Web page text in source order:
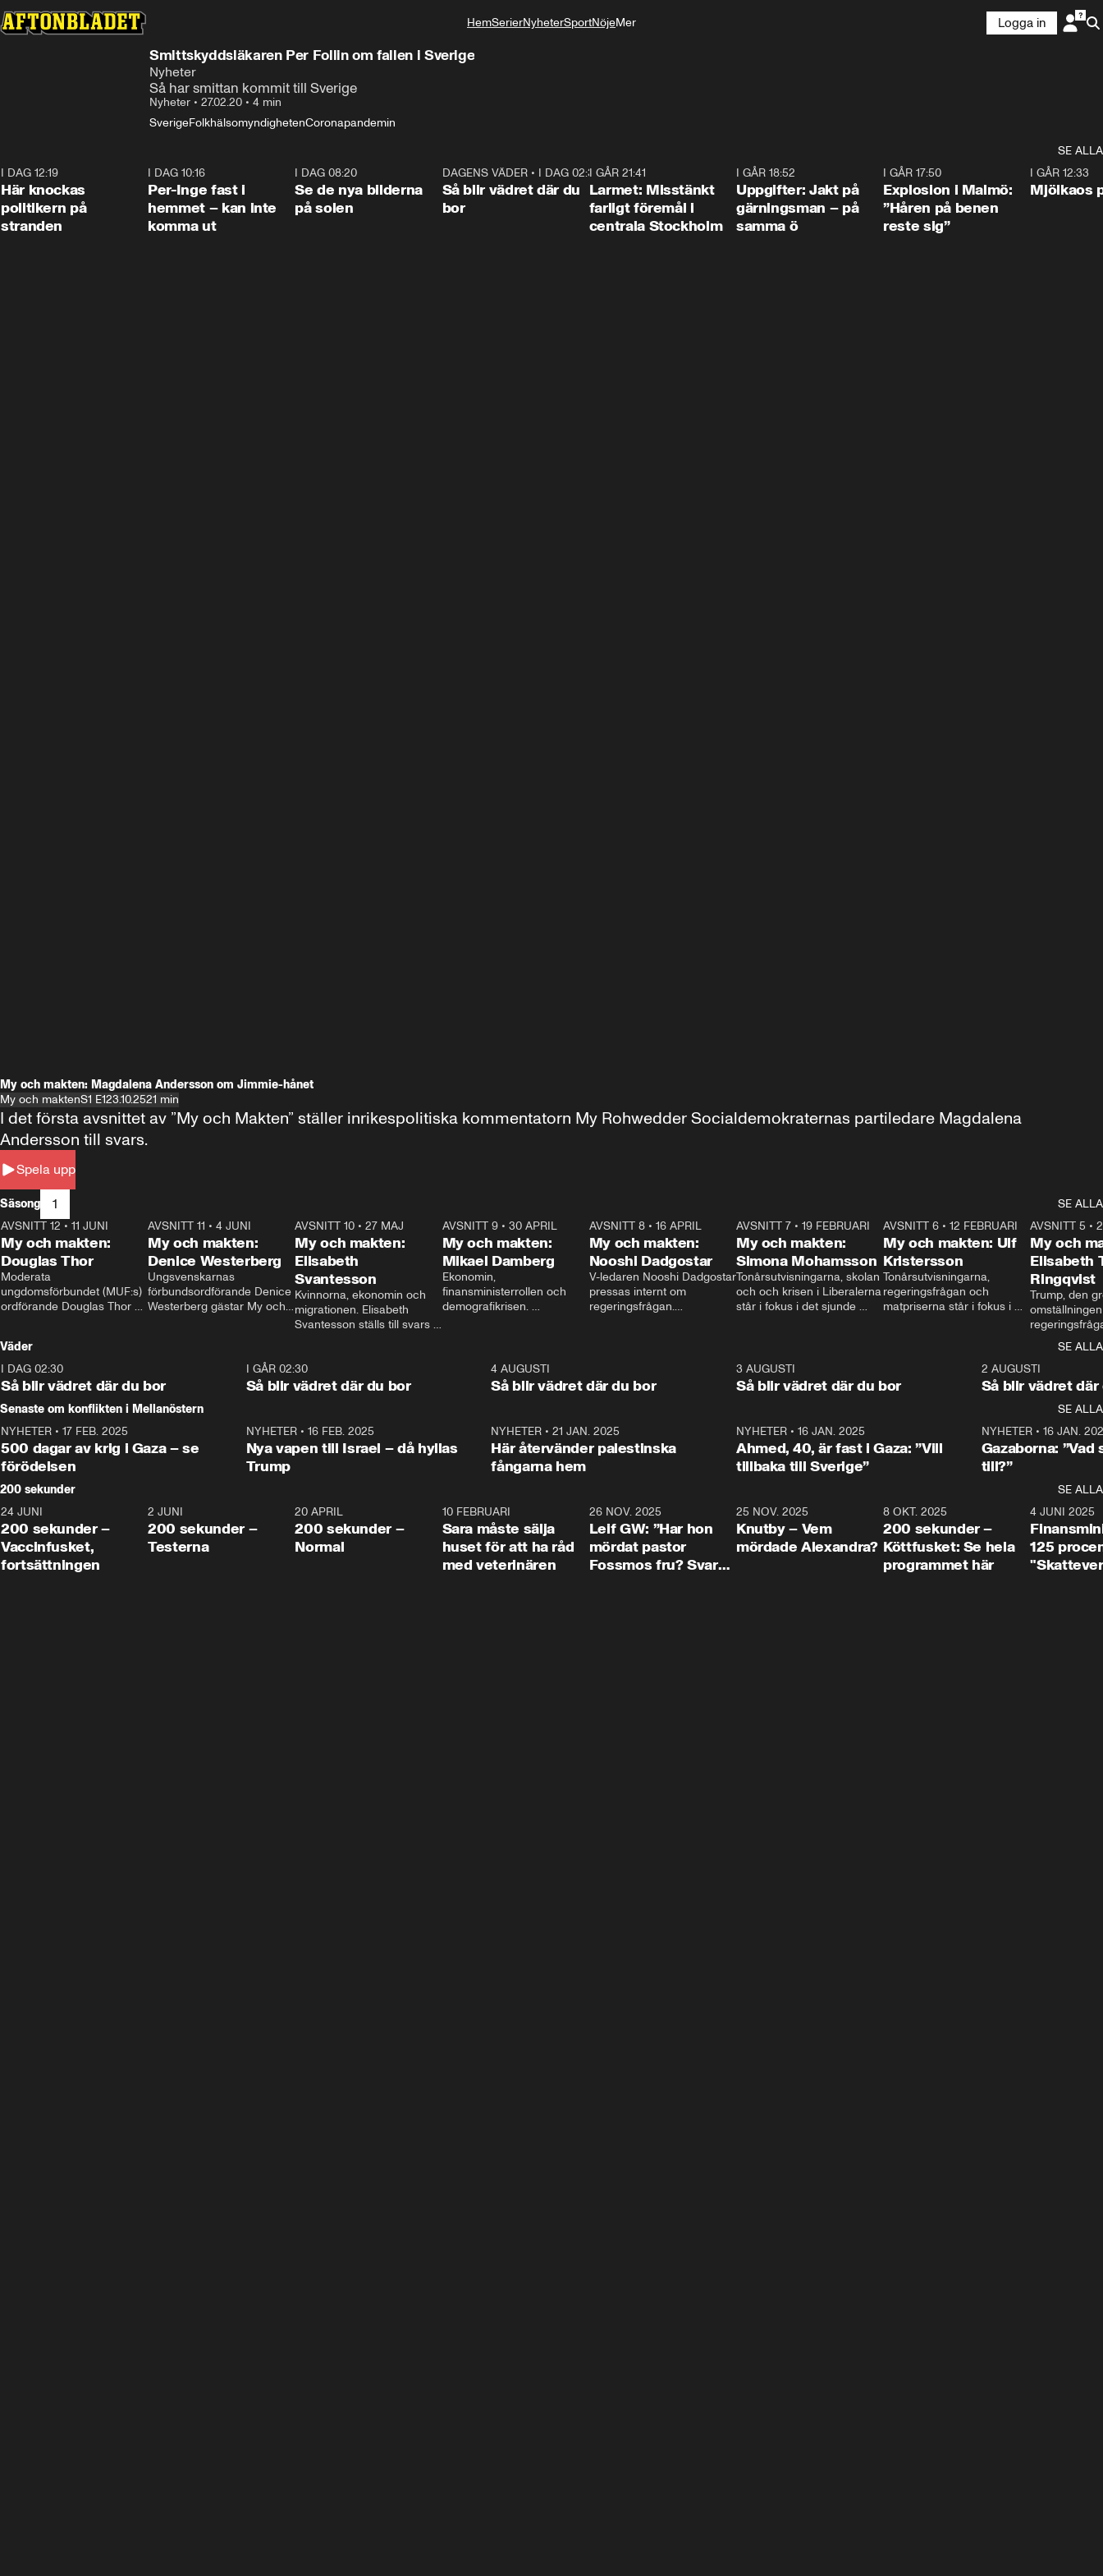
HemSerierNyheterSportNöjeMer
Logga in
Smittskyddsläkaren Per Follin om fallen i Sverige
Nyheter
Så har smittan kommit till Sverige
Nyheter • 27.02.20 • 4 min
SverigeFolkhälsomyndighetenCoronapandemin
SE ALLA
I DAG 12:19
Här knockas
politikern på
stranden
I DAG 10:16
Per-Inge fast i
hemmet – kan inte
komma ut
I DAG 08:20
Se de nya bilderna
på solen
1:06
DAGENS VÄDER• I DAG 02:30
Så blir vädret där du
bor
I GÅR 21:41
Larmet: Misstänkt
farligt föremål i
centrala Stockholm
I GÅR 18:52
Uppgifter: Jakt på
gärningsman – på
samma ö
I GÅR 17:50
Explosion i Malmö:
”Håren på benen
reste sig”
I GÅR 12:33
Mjölkaos
My och makten: Magdalena Andersson om Jimmie-hånet
My och maktenS1 E123.10.2521 min
Spela upp
I det första avsnittet av ”My och Makten” ställer inrikespolitiska kommentatorn My Rohwedder Socialdemokraternas partiledare Magdalena
Andersson till svars.
Säsong 1
SE ALLA
26:27
AVSNITT 12 • 11 JUNI
My och makten:
Douglas Thor
Moderata
ungdomsförbundet (MUF:s)
ordförande Douglas Thor
tonårsutvisningarna och hur
Moderaterna ska locka
väljare till valet i höst.
23:40
AVSNITT 11 •4 JUNI
My och makten:
Denice Westerberg
Ungsvenskarnas
förbundsordförande Denice
Westerberg gästar My och
AVSNITT 10 •27 MAJ
My och makten:
Elisabeth
Svantesson
Kvinnorna, ekonomin och
migrationen. Elisabeth
Svantesson ställs till svars
AVSNITT 9• 30 APRIL
My och makten:
Mikael Damberg
Ekonomin,
finansministerrollen och
demografikrisen.
och Makten.
AVSNITT 8• 16 APRIL
My och makten:
Nooshi Dadgostar
V-ledaren Nooshi Dadgostar
pressas internt om
regeringsfrågan.
– Vi ställer upp i val. Ska vi
vara med så sitter vi förstås
24:30
AVSNITT 7• 19 FEBRUARI
My och makten:
Simona Mohamsson
Tonårsutvisningarna, skolan
och och krisen i Liberalerna
står i fokus i det sjunde
kommentator My
Rohwedder ställer
utbildnings- och
Mohamsson till svars.
27:30
AVSNITT 6 •12 FEBRUARI
My och makten: Ulf
Kristersson
Tonårsutvisningarna,
regeringsfrågan och
matpriserna står i fokus i
Rohwedder ställer
statsminister Ulf Kristersson
AVSNITT 5 •
My och
Elisabeth
Ringqvist
Trump, den
centrum i
avsnittet av
Makten”. Se
Aftonbladets
Rohwedder
Thand Ring
Väder
SE ALLA
I DAG 02:30
Så blir vädret där du bor
1:06
I GÅR 02:30
Så blir vädret där du bor
4 AUGUSTI
Så blir vädret där du bor
3 AUGUSTI
Så blir vädret där du bor
2 AUGUSTI
Så blir vädret där
Senaste om konflikten i Mellanöstern
SE ALLA
NYHETER • 17 FEB. 2025
500 dagar av krig i Gaza – se
förödelsen
NYHETER• 16 FEB. 2025
Nya vapen till Israel – då hyllas
Trump
NYHETER •21 JAN. 2025
Här återvänder palestinska
fångarna hem
NYHETER• 16 JAN. 2025
Ahmed, 40, är fast i Gaza: ”Vill
tillbaka till Sverige”
NYHETER• 16 JAN.
Gazaborna:
till?”
200 sekunder
SE ALLA
5:00
24 JUNI
200 sekunder –
Vaccinfusket,
fortsättningen
4:23
2 JUNI
200 sekunder –
Testerna
20 APRIL
200 sekunder –
Normal
10 FEBRUARI
Sara måste sälja
huset för att ha råd
med veterinären
26 NOV. 2025
Leif GW: ”Har hon
mördat pastor
Fossmos fru? Svar
31:05
25 NOV. 2025
Knutby – Vem
mördade Alexandra?
4:29
8 OKT. 2025
200 sekunder –
Köttfusket: Se hela
programmet här
4 JUNI 2025
125